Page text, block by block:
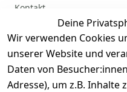
Deine
Wir verwenden Cookies
unserer Website und
Daten von
Adresse), um z.B. Inhalte
Kontakt
Registrieren
Zahlung und Versand